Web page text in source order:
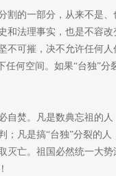
割的一部分，从来不是
和法理事实，也是不容
不可摧，决不允许任何
任何空间。如果“台独”
自焚。凡是数典忘祖的
；凡是搞“台独”分裂的
灭亡。祖国必然统一大